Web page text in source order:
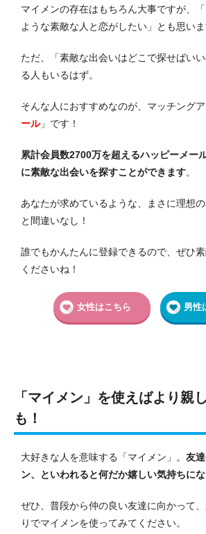
マイメンの存在はもちろん大事ですが、
ような素敵な人と恋がしたい」とも思いま
ただ、「素敵な出会いはどこで探せばい
る人もいるはず。
そんな人におすすめなのが、マッチング
ール」です！
累計会員数2700万を超えるハッピーメー
に素敵な出会いを探すことができます。
あなたが求めているような、まさに理想
と間違いなし！
誰でもかんたんに登録できるので、ぜひ
くださいね！
女性はこちら 男性
「マイメン」を使えばより親
も！
大好きな人を意味する「マイメン」。 友
ン、といわれると何だか嬉しい気持ちに
ぜひ、普段から仲の良い友達に向かって
りでマイメンを使ってみてください。